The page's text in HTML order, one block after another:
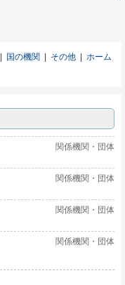
国の機関 その他
ホーム
関係機関・団体
関係機関・団体
関係機関・団体
関係機関・団体